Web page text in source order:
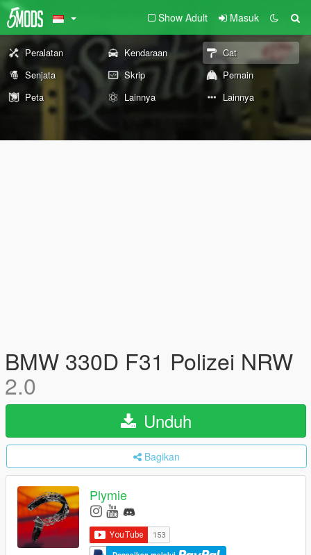
Show Adult Masuk
Peralatan Kendaraan
Cat
Senjata
Skrip
Pemain
Peta
Lainnya Lainnya
BMW 330D F31 Polizei NRW
2.0
Unduh
Bagikan
Plymie